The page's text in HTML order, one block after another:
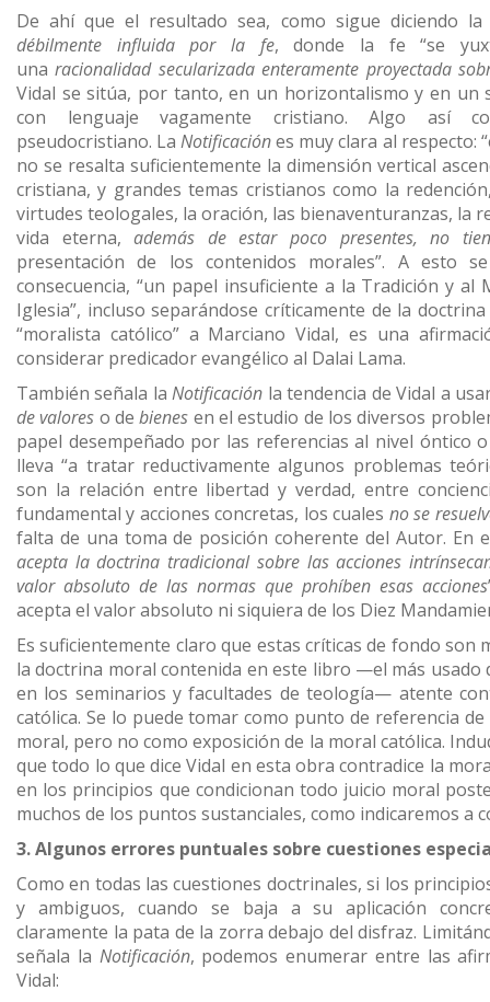
De ahí que el resultado sea, como sigue diciendo
débilmente influida por la fe, donde la fe “se
unaracionalidad secularizadaenteramente proyectada
Vidal se sitúa, por tanto, en un horizontalismo y en un
con lenguaje vagamente cristiano. Algo así
pseudocristiano. LaNotificaciónes muy clara al respecto:
no se resalta suficientemente la dimensión vertical
cristiana, y grandes temas cristianos como la
virtudes teologales, la oración, las bienaventuranzas, la
vida eterna,además de estar poco presentes, no
presentación de los contenidos morales”. A esto
consecuencia, “un papel insuficiente a la Tradición y al
Iglesia”, incluso separándose críticamente de la
“moralista católico” a Marciano Vidal, es una
considerar predicador evangélico al Dalai Lama.
También señala laNotificación la tendencia de Vidal a
de valores o debienes en el estudio de los diversos
papel desempeñado por las referencias al nivel óntico
lleva “a tratar reductivamente algunos problemas
son la relación entre libertad y verdad, entre
fundamental y acciones concretas, los cuales no se
falta de una toma de posición coherente del Autor. En
acepta la doctrina tradicional sobre las acciones
valor absoluto de las normas que prohíben esas acciones
acepta el valor absoluto ni siquiera de los Diez
Es suficientemente claro que estas críticas de fondo son
la doctrina moral contenida en este libro —el más usado
en los seminarios y facultades de teología— atente
católica. Se lo puede tomar como punto de referencia
moral, pero no como exposición de la moral católica.
que todo lo que dice Vidal en esta obra contradice la
en los principios que condicionan todo juicio moral
muchos de los puntos sustanciales, como indicaremos a
3. Algunos errores puntuales sobre cuestiones
Como en todas las cuestiones doctrinales, si los
y ambiguos, cuando se baja a su aplicación
claramente la pata de la zorra debajo del disfraz.
señala la Notificación, podemos enumerar entre las
Vidal: